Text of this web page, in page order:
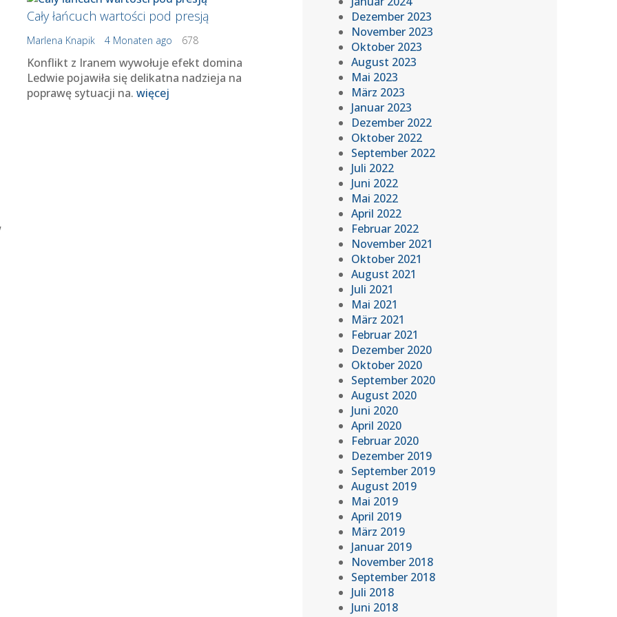
Cały łańcuch wartości pod presją
Marlena Knapik 4 Monaten ago 678
Konflikt z Iranem wywołuje efekt domina
Ledwie pojawiła się delikatna nadzieja na
poprawę sytuacji na. więcej
Dezember 2023
November 2023
Oktober 2023
August 2023
Mai 2023
März 2023
Januar 2023
Dezember 2022
Oktober 2022
September 2022
Juli 2022
Juni 2022
Mai 2022
April 2022
Februar 2022
November 2021
Oktober 2021
August 2021
Juli 2021
Mai 2021
März 2021
Februar 2021
Dezember 2020
Oktober 2020
September 2020
August 2020
Juni 2020
April 2020
Februar 2020
Dezember 2019
September 2019
August 2019
Mai 2019
April 2019
März 2019
Januar 2019
November 2018
September 2018
Juli 2018
Juni 2018